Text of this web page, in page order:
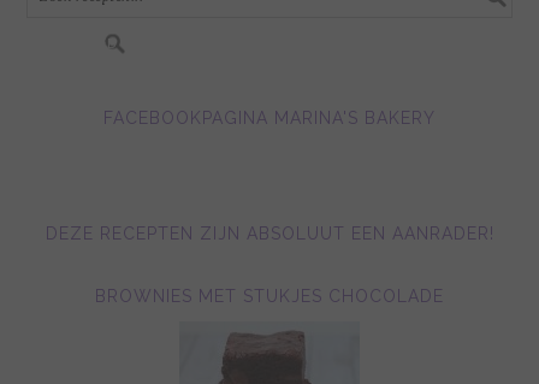
FACEBOOKPAGINA MARINA'S BAKERY
DEZE RECEPTEN ZIJN ABSOLUUT EEN AANRADER!
BROWNIES MET STUKJES CHOCOLADE